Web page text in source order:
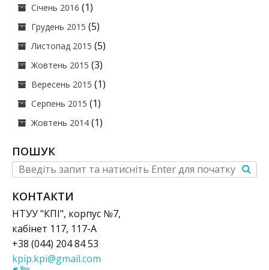
Січень 2016 (1)
Грудень 2015 (5)
Листопад 2015 (5)
Жовтень 2015 (3)
Вересень 2015 (1)
Серпень 2015 (1)
Жовтень 2014 (1)
ПОШУК
КОНТАКТИ
НТУУ "КПІ", корпус №7,
кабінет 117, 117-А
+38 (044) 204 84 53
kpip.kpi@gmail.com